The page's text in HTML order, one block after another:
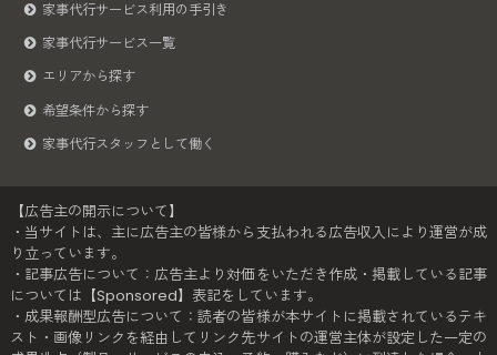
家事代行サービス利用の手引き
家事代行サービス一覧
エリアから探す
希望条件から探す
家事代行スタッフとして働く
【広告主の開示について】
・当サイトは、主に広告主の皆様から支払われる広告収入により運営が成
り立っています。
・記事広告について：広告主より対価をいただき作成・掲載している記事
については【Sponsored】表記をしています。
・成果報酬型広告について：読者の皆様が本サイトに掲載されているテキ
スト・画像リンクを経由してリンク先サイトの運営主体が設定した一定の